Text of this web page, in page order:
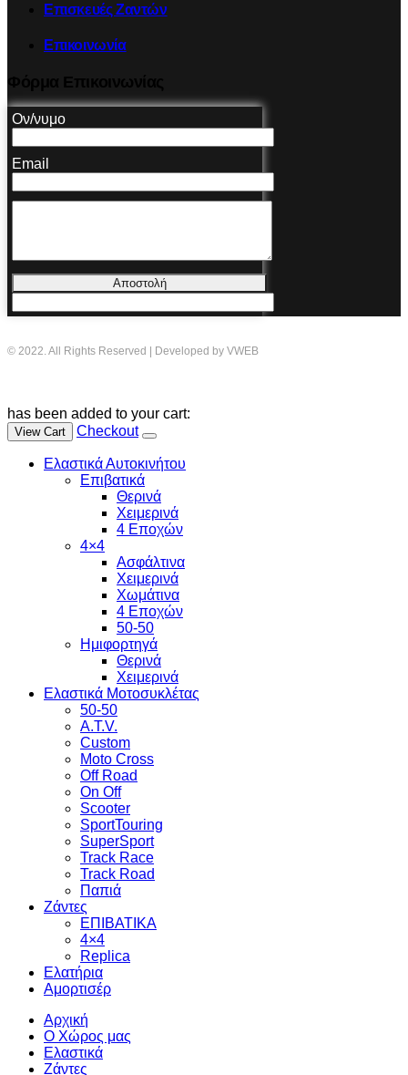
Επισκευές Ζαντών
Επικοινωνία
Ον/νυμο
Email
Αποστολή
© 2022. All Rights Reserved | Developed by VWEB
has been added to your cart:
View Cart Checkout
Ελαστικά Αυτοκινήτου
Επιβατικά
Θερινά
Χειμερινά
4 Εποχών
4×4
Ασφάλτινα
Χειμερινά
Χωμάτινα
4 Εποχών
50-50
Ημιφορτηγά
Θερινά
Χειμερινά
Ελαστικά Μοτοσυκλέτας
50-50
A.T.V.
Custom
Moto Cross
Off Road
On Off
Scooter
SportTouring
SuperSport
Track Race
Track Road
Παπιά
Ζάντες
ΕΠΙΒΑΤΙΚΑ
4×4
Replica
Ελατήρια
Αμορτισέρ
Αρχική
Ο Χώρος μας
Ελαστικά
Ζάντες